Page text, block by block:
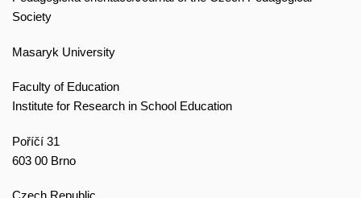
Society
Masaryk University
Faculty of Education
Institute for Research in School Education
Poříčí 31
603 00 Brno